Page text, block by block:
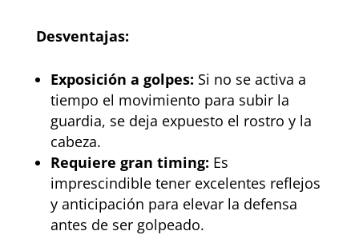
Desventajas:
Exposición a golpes: Si no se activa a
tiempo el movimiento para subir la
guardia, se deja expuesto el rostro y la
cabeza.
Requiere gran timing: Es
imprescindible tener excelentes reflejos
y anticipación para elevar la defensa
antes de ser golpeado.